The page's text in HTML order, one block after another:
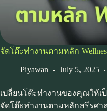
จัดโต๊ะทำงานตามหลัก
Piyawan July 5, 2025
เปลี่ยนโต๊ะทำงานของคุณให้
จัดโต๊ะทำงานตามหลักสรีรศา